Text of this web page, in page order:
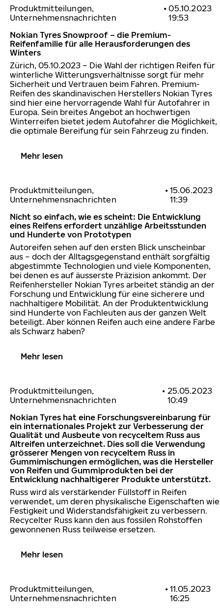
Produktmitteilungen,
Unternehmensnachrichten
• 05.10.2023
19:53
Nokian Tyres Snowproof – die Premium-
Reifenfamilie für alle Herausforderungen des
Winters
Zürich, 05.10.2023 – Die Wahl der richtigen Reifen für
winterliche Witterungsverhältnisse sorgt für mehr
Sicherheit und Vertrauen beim Fahren. Premium-
Reifen des skandinavischen Herstellers Nokian Tyres
sind hier eine hervorragende Wahl für Autofahrer in
Europa. Sein breites Angebot an hochwertigen
Winterreifen bietet jedem Autofahrer die Möglichkeit,
die optimale Bereifung für sein Fahrzeug zu finden.
Mehr lesen
Produktmitteilungen,
Unternehmensnachrichten
• 15.06.2023
11:39
Nicht so einfach, wie es scheint: Die Entwicklung
eines Reifens erfordert unzählige Arbeitsstunden
und Hunderte von Prototypen
Autoreifen sehen auf den ersten Blick unscheinbar
aus – doch der Alltagsgegenstand enthält sorgfältig
abgestimmte Technologien und viele Komponenten,
bei denen es auf äusserste Präzision ankommt. Der
Reifenhersteller Nokian Tyres arbeitet ständig an der
Forschung und Entwicklung für eine sicherere und
nachhaltigere Mobilität. An der Produktentwicklung
sind Hunderte von Fachleuten aus der ganzen Welt
beteiligt. Aber können Reifen auch eine andere Farbe
als Schwarz haben?
Mehr lesen
Produktmitteilungen,
Unternehmensnachrichten
• 25.05.2023
10:49
Nokian Tyres hat eine Forschungsvereinbarung für
ein internationales Projekt zur Verbesserung der
Qualität und Ausbeute von recyceltem Russ aus
Altreifen unterzeichnet. Dies soll die Verwendung
grösserer Mengen von recyceltem Russ in
Gummimischungen ermöglichen, was die Hersteller
von Reifen und Gummiprodukten bei der
Entwicklung nachhaltigerer Produkte unterstützt.
Russ wird als verstärkender Füllstoff in Reifen
verwendet, um deren physikalische Eigenschaften wie
Festigkeit und Widerstandsfähigkeit zu verbessern.
Recycelter Russ kann den aus fossilen Rohstoffen
gewonnenen Russ teilweise ersetzen.
Mehr lesen
Produktmitteilungen,
Unternehmensnachrichten
• 11.05.2023
16:25